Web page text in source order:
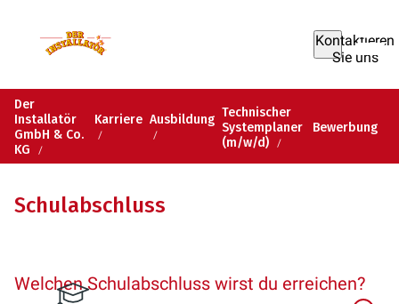
Kontaktieren
Sie uns
Der
Installatör
GmbH & Co.
KG
Karriere Ausbildung Technischer
Systemplaner
(m/w/d)
Bewerbung
Schulabschluss
Welchen Schulabschluss wirst du erreichen?